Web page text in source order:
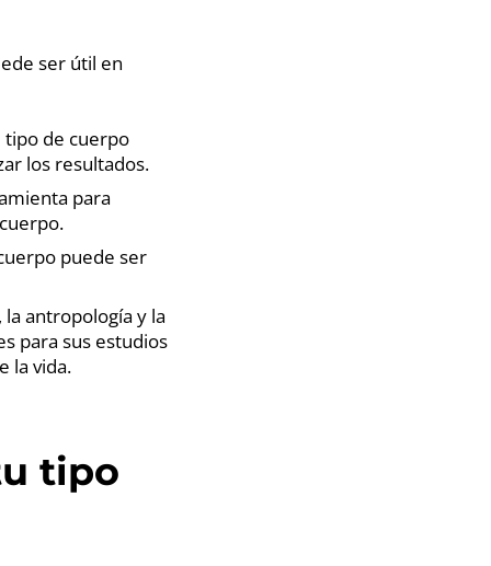
ser útil en
tipo de cuerpo
los resultados.
para
puede ser
antropología y la
para sus estudios
la vida.
tipo